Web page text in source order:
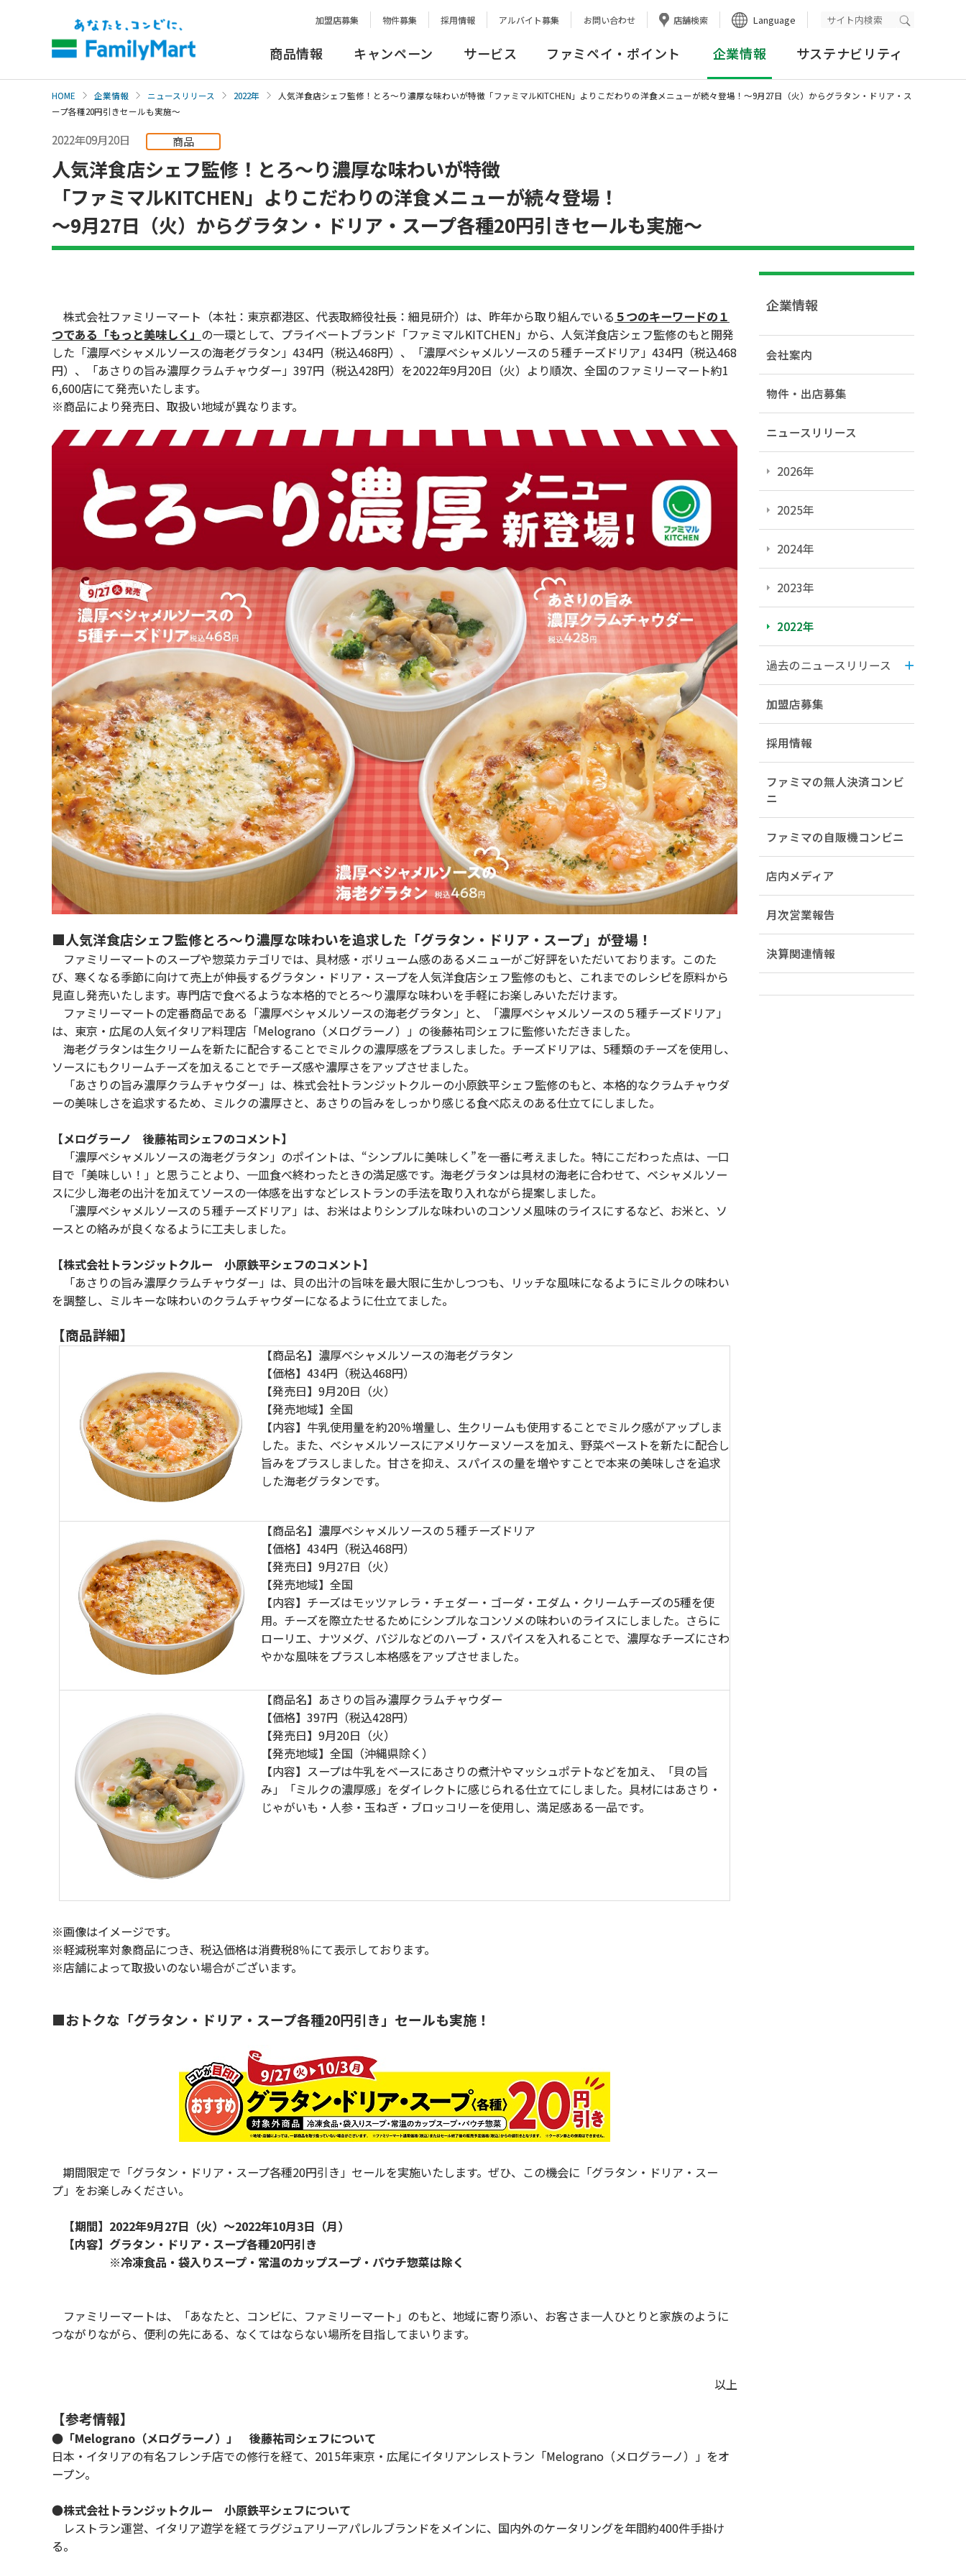
加盟店募集 物件募集 採用情報 アルバイト募集 お問い合わせ 店舗検索 Language 検索実行
商品情報 キャンペーン サービス ファミペイ・ポイント 企業情報 サステナビリティ
HOME 企業情報 ニュースリリース 2022年
人気洋食店シェフ監修！とろ～り濃厚な味わいが特徴「ファミマルKITCHEN」よりこだわりの洋食メニューが続々登場！～9月27日（火）からグラタン・ドリア・ス
ープ各種20円引きセールも実施～
2022年09月20日 商品
人気洋食店シェフ監修！とろ～り濃厚な味わいが特徴
「ファミマルKITCHEN」よりこだわりの洋食メニューが続々登場！
～9月27日（火）からグラタン・ドリア・スープ各種20円引きセールも実施～
株式会社ファミリーマート（本社：東京都港区、代表取締役社長：細見研介）は、昨年から取り組んでいる ５つのキーワードの１
つである「もっと美味しく」 の一環として、プライベートブランド「ファミマルKITCHEN」から、人気洋食店シェフ監修のもと開発
した「濃厚ベシャメルソースの海老グラタン」434円（税込468円）、「濃厚ベシャメルソースの５種チーズドリア」434円（税込468
円）、「あさりの旨み濃厚クラムチャウダー」397円（税込428円）を2022年9月20日（火）より順次、全国のファミリーマート約1
6,600店にて発売いたします。
※商品により発売日、取扱い地域が異なります。
■人気洋食店シェフ監修とろ～り濃厚な味わいを追求した「グラタン・ドリア・スープ」が登場！
ファミリーマートのスープや惣菜カテゴリでは、具材感・ボリューム感のあるメニューがご好評をいただいております。このた
び、寒くなる季節に向けて売上が伸長するグラタン・ドリア・スープを人気洋食店シェフ監修のもと、これまでのレシピを原料から
見直し発売いたします。専門店で食べるような本格的でとろ～り濃厚な味わいを手軽にお楽しみいただけます。
ファミリーマートの定番商品である「濃厚ベシャメルソースの海老グラタン」と、「濃厚ベシャメルソースの５種チーズドリア」
は、東京・広尾の人気イタリア料理店「Melograno（メログラーノ）」の後藤祐司シェフに監修いただきました。
海老グラタンは生クリームを新たに配合することでミルクの濃厚感をプラスしました。チーズドリアは、5種類のチーズを使用し、
ソースにもクリームチーズを加えることでチーズ感や濃厚さをアップさせました。
「あさりの旨み濃厚クラムチャウダー」は、株式会社トランジットクルーの小原鉄平シェフ監修のもと、本格的なクラムチャウダ
ーの美味しさを追求するため、ミルクの濃厚さと、あさりの旨みをしっかり感じる食べ応えのある仕立てにしました。
【メログラーノ 後藤祐司シェフのコメント】
「濃厚ベシャメルソースの海老グラタン」のポイントは、“シンプルに美味しく”を一番に考えました。特にこだわった点は、一口
目で「美味しい！」と思うことより、一皿食べ終わったときの満足感です。海老グラタンは具材の海老に合わせて、ベシャメルソー
スに少し海老の出汁を加えてソースの一体感を出すなどレストランの手法を取り入れながら提案しました。
「濃厚ベシャメルソースの５種チーズドリア」は、お米はよりシンプルな味わいのコンソメ風味のライスにするなど、お米と、ソ
ースとの絡みが良くなるように工夫しました。
【株式会社トランジットクルー 小原鉄平シェフのコメント】
「あさりの旨み濃厚クラムチャウダー」は、貝の出汁の旨味を最大限に生かしつつも、リッチな風味になるようにミルクの味わい
を調整し、ミルキーな味わいのクラムチャウダーになるように仕立てました。
【商品詳細】
【商品名】濃厚ベシャメルソースの海老グラタン
【価格】434円（税込468円）
【発売日】9月20日（火）
【発売地域】全国
【内容】牛乳使用量を約20％増量し、生クリームも使用することでミルク感がアップしま
した。また、ベシャメルソースにアメリケーヌソースを加え、野菜ペーストを新たに配合し
旨みをプラスしました。甘さを抑え、スパイスの量を増やすことで本来の美味しさを追求
した海老グラタンです。
【商品名】濃厚ベシャメルソースの５種チーズドリア
【価格】434円（税込468円）
【発売日】9月27日（火）
【発売地域】全国
【内容】チーズはモッツァレラ・チェダー・ゴーダ・エダム・クリームチーズの5種を使
用。チーズを際立たせるためにシンプルなコンソメの味わいのライスにしました。さらに
ローリエ、ナツメグ、バジルなどのハーブ・スパイスを入れることで、濃厚なチーズにさわ
やかな風味をプラスし本格感をアップさせました。
【商品名】あさりの旨み濃厚クラムチャウダー
【価格】397円（税込428円）
【発売日】9月20日（火）
【発売地域】全国（沖縄県除く）
【内容】スープは牛乳をベースにあさりの煮汁やマッシュポテトなどを加え、「貝の旨
み」「ミルクの濃厚感」をダイレクトに感じられる仕立てにしました。具材にはあさり・
じゃがいも・人参・玉ねぎ・ブロッコリーを使用し、満足感ある一品です。
※画像はイメージです。
※軽減税率対象商品につき、税込価格は消費税8％にて表示しております。
※店舗によって取扱いのない場合がございます。
■おトクな「グラタン・ドリア・スープ各種20円引き」セールも実施！
期間限定で「グラタン・ドリア・スープ各種20円引き」セールを実施いたします。ぜひ、この機会に「グラタン・ドリア・スー
プ」をお楽しみください。
【期間】2022年9月27日（火）～2022年10月3日（月）
【内容】グラタン・ドリア・スープ各種20円引き
※冷凍食品・袋入りスープ・常温のカップスープ・パウチ惣菜は除く
ファミリーマートは、「あなたと、コンビに、ファミリーマート」のもと、地域に寄り添い、お客さま一人ひとりと家族のように
つながりながら、便利の先にある、なくてはならない場所を目指してまいります。
以上
【参考情報】
●「Melograno（メログラーノ）」 後藤祐司シェフについて
日本・イタリアの有名フレンチ店での修行を経て、2015年東京・広尾にイタリアンレストラン「Melograno（メログラーノ）」をオ
ープン。
●株式会社トランジットクルー 小原鉄平シェフについて
レストラン運営、イタリア遊学を経てラグジュアリーアパレルブランドをメインに、国内外のケータリングを年間約400件手掛け
る。
企業情報
会社案内
物件・出店募集
ニュースリリース
2026年
2025年
2024年
2023年
2022年
過去のニュースリリース
加盟店募集
採用情報
ファミマの無人決済コンビ
ニ
ファミマの自販機コンビニ
店内メディア
月次営業報告
決算関連情報